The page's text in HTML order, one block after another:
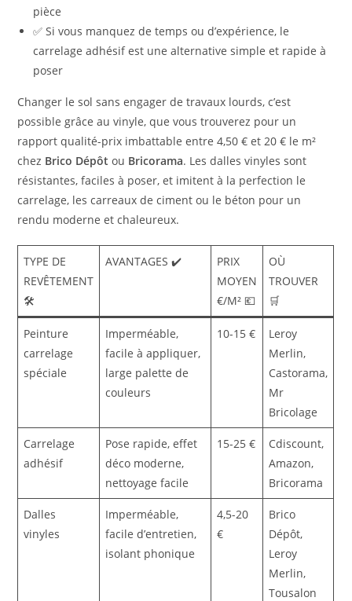
pièce
✅ Si vous manquez de temps ou d’expérience, le
carrelage adhésif est une alternative simple et rapide à
poser
Changer le sol sans engager de travaux lourds, c’est
possible grâce au vinyle, que vous trouverez pour un
rapport qualité-prix imbattable entre 4,50 € et 20 € le m²
chez Brico Dépôt ou Bricorama. Les dalles vinyles sont
résistantes, faciles à poser, et imitent à la perfection le
carrelage, les carreaux de ciment ou le béton pour un
rendu moderne et chaleureux.
TYPE DE
REVÊTEMENT
🛠️
AVANTAGES ✔️
PRIX
MOYEN
€/M² 💶
OÙ
TROUVER
🛒
Peinture
carrelage
spéciale
Imperméable,
facile à appliquer,
large palette de
couleurs
10-15 €
Leroy
Merlin,
Castorama,
Mr
Bricolage
Carrelage
adhésif
Pose rapide, effet
déco moderne,
nettoyage facile
15-25 €
Cdiscount,
Amazon,
Bricorama
Dalles
vinyles
Imperméable,
facile d’entretien,
isolant phonique
4,5-20
€
Brico
Dépôt,
Leroy
Merlin,
Tousalon